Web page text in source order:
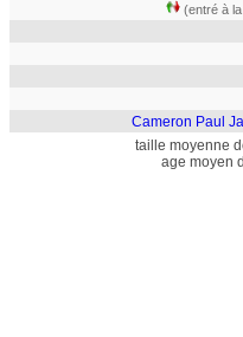
(entré à
Cameron Paul
taille moyenne
age moyen